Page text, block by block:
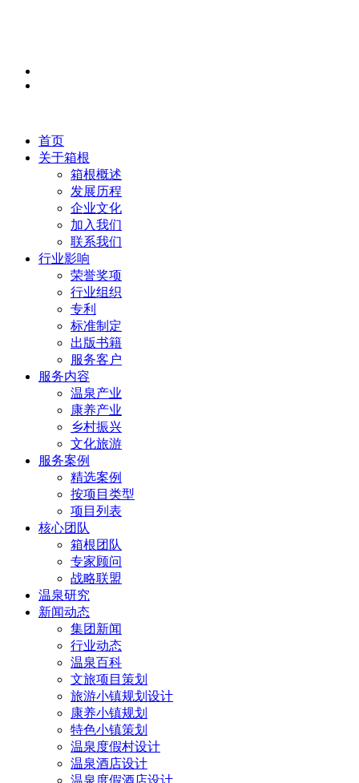
首页
关于箱根
箱根概述
发展历程
企业文化
加入我们
联系我们
行业影响
荣誉奖项
行业组织
专利
标准制定
出版书籍
服务客户
服务内容
温泉产业
康养产业
乡村振兴
文化旅游
服务案例
精选案例
按项目类型
项目列表
核心团队
箱根团队
专家顾问
战略联盟
温泉研究
新闻动态
集团新闻
行业动态
温泉百科
文旅项目策划
旅游小镇规划设计
康养小镇规划
特色小镇策划
温泉度假村设计
温泉酒店设计
温泉度假酒店设计